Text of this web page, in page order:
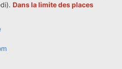
Dans la limite des places